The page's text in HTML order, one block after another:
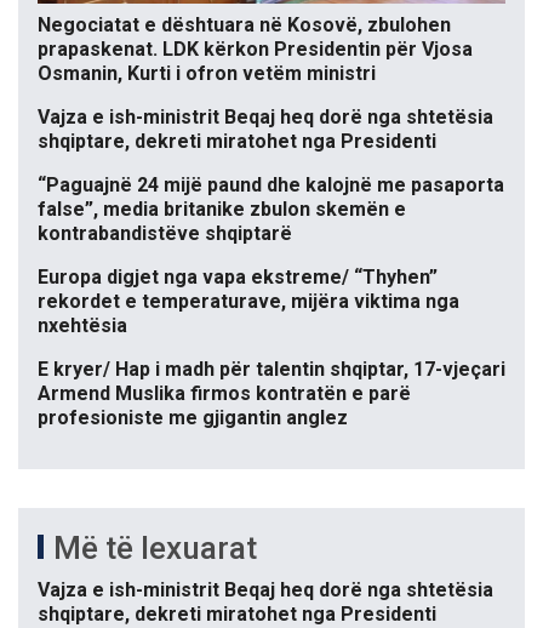
Negociatat e dështuara në Kosovë, zbulohen
prapaskenat. LDK kërkon Presidentin për Vjosa
Osmanin, Kurti i ofron vetëm ministri
Vajza e ish-ministrit Beqaj heq dorë nga shtetësia
shqiptare, dekreti miratohet nga Presidenti
“Paguajnë 24 mijë paund dhe kalojnë me pasaporta
false”, media britanike zbulon skemën e
kontrabandistëve shqiptarë
Europa digjet nga vapa ekstreme/ “Thyhen”
rekordet e temperaturave, mijëra viktima nga
nxehtësia
E kryer/ Hap i madh për talentin shqiptar, 17-vjeçari
Armend Muslika firmos kontratën e parë
profesioniste me gjigantin anglez
Më të lexuarat
Vajza e ish-ministrit Beqaj heq dorë nga shtetësia
shqiptare, dekreti miratohet nga Presidenti